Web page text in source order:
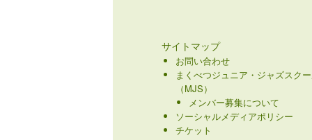
サイトマップ
お問い合わせ
まくべつジュニア・ジャズスク
（MJS）
メンバー募集について
ソーシャルメディアポリシー
チケット